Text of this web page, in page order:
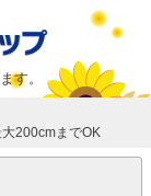
す。
200cmまでOK